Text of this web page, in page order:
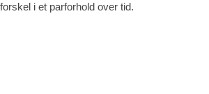
i et parforhold over tid.